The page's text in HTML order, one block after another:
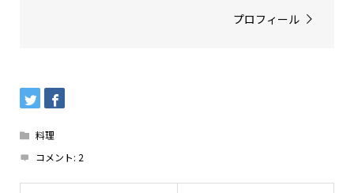
プロフィール
料理
コメント: 2